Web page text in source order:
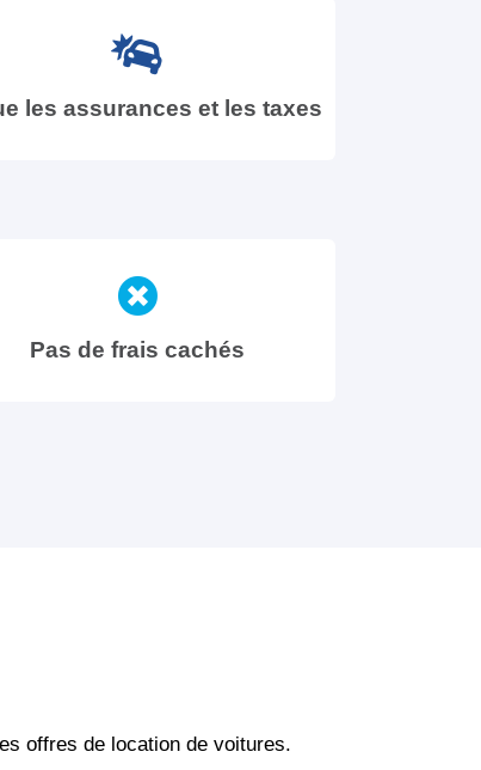
les assurances et les taxes
Pas de frais cachés
offres de location de voitures.